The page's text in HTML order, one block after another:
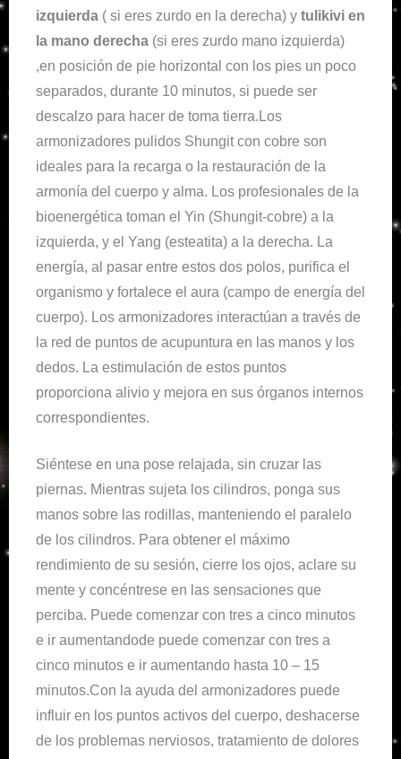
izquierda ( si eres zurdo en la derecha) y tulikivi en
la mano derecha (si eres zurdo mano izquierda)
,en posición de pie horizontal con los pies un poco
separados, durante 10 minutos, si puede ser
descalzo para hacer de toma tierra.Los
armonizadores pulidos Shungit con cobre son
ideales para la recarga o la restauración de la
armonía del cuerpo y alma. Los profesionales de la
bioenergética toman el Yin (Shungit-cobre) a la
izquierda, y el Yang (esteatita) a la derecha. La
energía, al pasar entre estos dos polos, purifica el
organismo y fortalece el aura (campo de energía del
cuerpo). Los armonizadores interactúan a través de
la red de puntos de acupuntura en las manos y los
dedos. La estimulación de estos puntos
proporciona alivio y mejora en sus órganos internos
correspondientes.
Siéntese en una pose relajada, sin cruzar las
piernas. Mientras sujeta los cilindros, ponga sus
manos sobre las rodillas, manteniendo el paralelo
de los cilindros. Para obtener el máximo
rendimiento de su sesión, cierre los ojos, aclare su
mente y concéntrese en las sensaciones que
perciba. Puede comenzar con tres a cinco minutos
e ir aumentandode puede comenzar con tres a
cinco minutos e ir aumentando hasta 10 – 15
minutos.Con la ayuda del armonizadores puede
influir en los puntos activos del cuerpo, deshacerse
de los problemas nerviosos, tratamiento de dolores